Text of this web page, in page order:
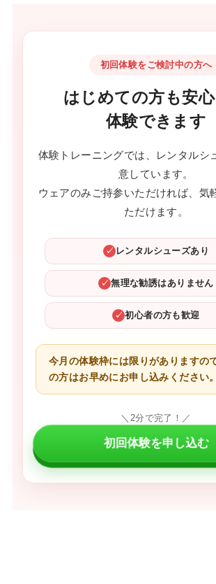
初回体験をご検討中の方へ
はじめての方も安
体験できます
体験トレーニングでは、レンタルシ
意しています。
ウェアのみご持参いただければ、気
ただけます。
✓ レンタルシューズあり
✓ 無理な勧誘はありません
✓ 初心者の方も歓迎
今月の体験枠には限りがありますの
の方はお早めにお申し込みください。
＼2分で完了！／
初回体験を申し込む